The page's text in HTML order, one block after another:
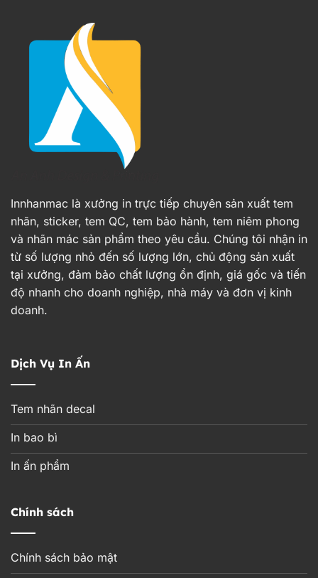
Innhanmac là xưởng in trực tiếp chuyên sản xuất tem
nhãn, sticker, tem QC, tem bảo hành, tem niêm phong
và nhãn mác sản phẩm theo yêu cầu. Chúng tôi nhận in
từ số lượng nhỏ đến số lượng lớn, chủ động sản xuất
tại xưởng, đảm bảo chất lượng ổn định, giá gốc và tiến
độ nhanh cho doanh nghiệp, nhà máy và đơn vị kinh
doanh.
Dịch Vụ In Ấn
Tem nhãn decal
In bao bì
In ấn phẩm
Chính sách
Chính sách bảo mật